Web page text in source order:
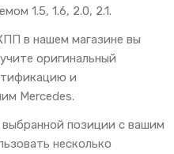
1.5, 1.6, 2.0, 2.1.
в нашем магазине вы
оригинальный
и
Mercedes.
позиции с вашим
несколько